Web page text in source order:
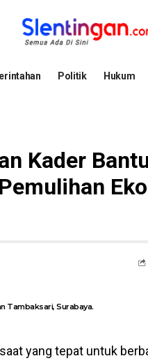
Politik Hukum
Kader
Tambaksari, Surabaya.
yang tepat untuk